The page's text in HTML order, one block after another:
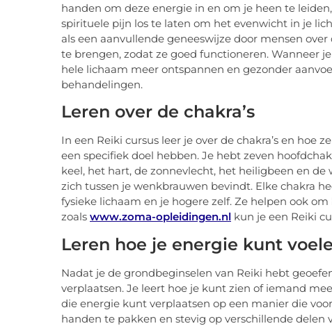
handen om deze energie in en om je heen te
spirituele pijn los te laten om het evenwicht in je
als een aanvullende geneeswijze door mensen
te brengen, zodat ze goed functioneren. Wanneer
hele lichaam meer ontspannen en gezonder
behandelingen.
Leren over de chakra’s
In een Reiki cursus leer je over de chakra’s en hoe
een specifiek doel hebben. Je hebt zeven
keel, het hart, de zonnevlecht, het heiligbeen en
zich tussen je wenkbrauwen bevindt. Elke chakra
fysieke lichaam en je hogere zelf. Ze helpen ook
zoals www.zoma-opleidingen.nl kun je een Reiki
Leren hoe je energie kunt
Nadat je de grondbeginselen van Reiki hebt
verplaatsen. Je leert hoe je kunt zien of iemand
die energie kunt verplaatsen op een manier die
handen te pakken en stevig op verschillende